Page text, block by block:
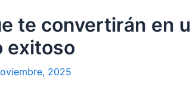
te convertirán en
exitoso
2025